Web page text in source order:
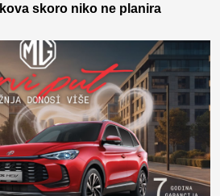
skoro niko ne planira